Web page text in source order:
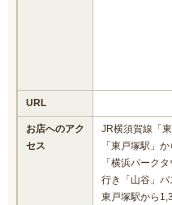
URL
お店へのアク
セス
JR横須賀線「
「東戸塚駅」
「横浜パーク
行き「山谷」
東戸塚駅から